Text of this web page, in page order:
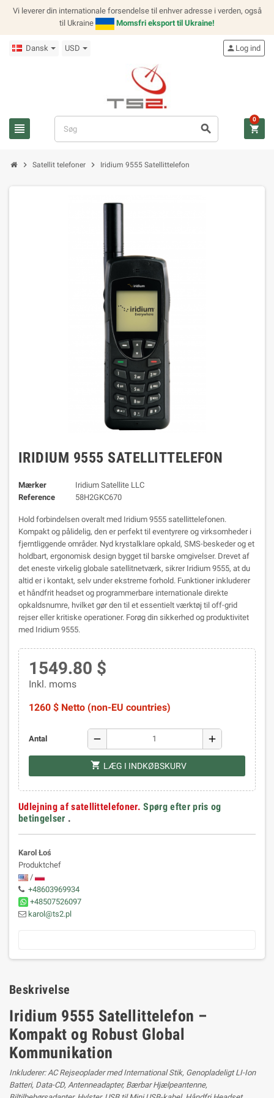
Vi leverer din internationale forsendelse til enhver adresse i verden, også
til Ukraine
Momsfri eksport til Ukraine!
Dansk USD
view_headline search
person Log ind
shopping_cart
0
chevron_right Satellit telefoner chevron_right Iridium 9555 Satellittelefon
IRIDIUM 9555 SATELLITTELEFON
Mærker
Iridium Satellite LLC
Reference
58H2GKC670
Hold forbindelsen overalt med Iridium 9555 satellittelefonen.
Kompakt og pålidelig, den er perfekt til eventyrere og virksomheder i
fjerntliggende områder. Nyd krystalklare opkald, SMS-beskeder og et
holdbart, ergonomisk design bygget til barske omgivelser. Drevet af
det eneste virkelig globale satellitnetværk, sikrer Iridium 9555, at du
altid er i kontakt, selv under ekstreme forhold. Funktioner inkluderer
et håndfrit headset og programmerbare internationale direkte
opkaldsnumre, hvilket gør den til et essentielt værktøj til off-grid
rejser eller kritiske operationer. Forøg din sikkerhed og produktivitet
med Iridium 9555.
1549.80 $
Inkl. moms
1260 $ Netto (non-EU countries)
Antal remove add
shopping_cart LÆG I INDKØBSKURV
Udlejning af satellittelefoner. Spørg efter pris og
betingelser .
Karol Łoś
Produktchef
/
+48603969934
+48507526097
karol@ts2.pl
Beskrivelse
Iridium 9555 Satellittelefon –
Kompakt og Robust Global
Kommunikation
Inkluderer: AC Rejseoplader med International Stik, Genopladeligt LI-Ion
Batteri, Data-CD, Antenneadapter, Bærbar Hjælpeantenne,